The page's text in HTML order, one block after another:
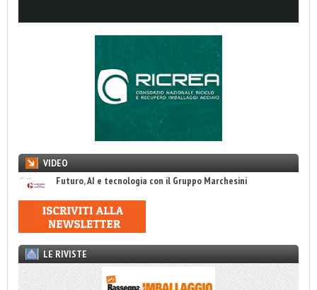
VIDEO
Futuro, AI e tecnologia con il Gruppo Marchesini
LE RIVISTE